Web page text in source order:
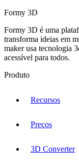
Formy 3D
Formy 3D é uma
transforma ideias em
maker usa tecnologia
acessível para todos.
Produto
Recursos
Preços
3D Converter